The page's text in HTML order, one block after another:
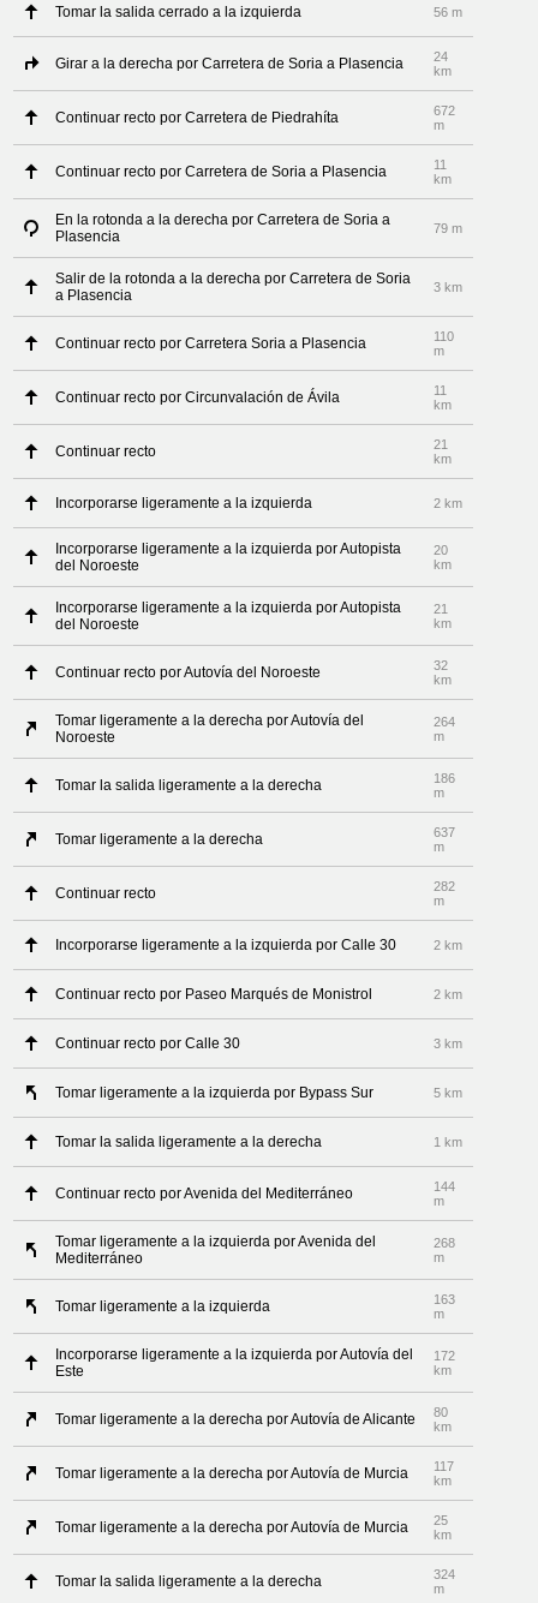
Tomar la salida cerrado a la izquierda 56 m
Girar a la derecha por Carretera de Soria a Plasencia
24
km
Continuar recto por Carretera de Piedrahíta
672
m
Continuar recto por Carretera de Soria a Plasencia
11
km
En la rotonda a la derecha por Carretera de Soria a
Plasencia
79 m
Salir de la rotonda a la derecha por Carretera de Soria
a Plasencia
3 km
Continuar recto por Carretera Soria a Plasencia
110
m
Continuar recto por Circunvalación de Ávila
11
km
Continuar recto
21
km
Incorporarse ligeramente a la izquierda 2 km
Incorporarse ligeramente a la izquierda por Autopista
del Noroeste
20
km
Incorporarse ligeramente a la izquierda por Autopista
del Noroeste
21
km
Continuar recto por Autovía del Noroeste
32
km
Tomar ligeramente a la derecha por Autovía del
Noroeste
264
m
Tomar la salida ligeramente a la derecha
186
m
Tomar ligeramente a la derecha
637
m
Continuar recto
282
m
Incorporarse ligeramente a la izquierda por Calle 30 2 km
Continuar recto por Paseo Marqués de Monistrol 2 km
Continuar recto por Calle 30 3 km
Tomar ligeramente a la izquierda por Bypass Sur 5 km
Tomar la salida ligeramente a la derecha 1 km
Continuar recto por Avenida del Mediterráneo
144
m
Tomar ligeramente a la izquierda por Avenida del
Mediterráneo
268
m
Tomar ligeramente a la izquierda
163
m
Incorporarse ligeramente a la izquierda por Autovía del
Este
172
km
Tomar ligeramente a la derecha por Autovía de Alicante
80
km
Tomar ligeramente a la derecha por Autovía de Murcia
117
km
Tomar ligeramente a la derecha por Autovía de Murcia
25
km
Tomar la salida ligeramente a la derecha
324
m